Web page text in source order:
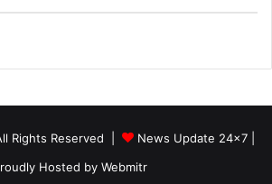
Rights Reserved | News Update 24x7|
Hosted by Webmitr